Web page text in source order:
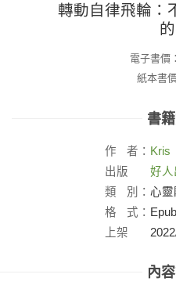
轉動自律飛輪：
電子書價：
紙本書
書
作 者： Kris
出版
社：
好人
類
別： 心靈
格
式：
上架
內